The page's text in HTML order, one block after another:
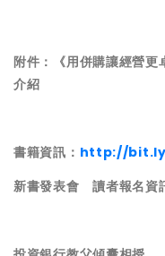
附件：《用併購讓經營更
介紹
書籍資訊： http://
新書發表會 讀者報名資